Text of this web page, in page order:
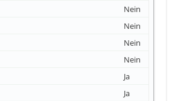
Nein
Nein
Nein
Nein
Ja
Ja